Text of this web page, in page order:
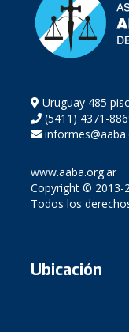
Uruguay 485
(5411) 4371-
www.aaba.org.ar
Copyright © 2013-
Todos los
Ubicación